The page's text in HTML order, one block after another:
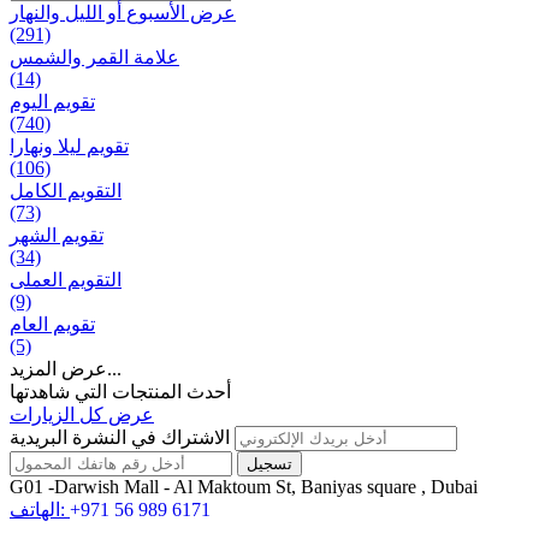
عرض الأسبوع أو الليل والنهار
(291)
علامة القمر والشمس
(14)
تقویم الیوم
(740)
تقويم ليلا ونهارا
(106)
التقويم الكامل
(73)
تقويم الشهر
(34)
التقويم العملی
(9)
تقويم العام
(5)
عرض المزيد...
أحدث المنتجات التي شاهدتها
عرض كل الزيارات
الاشتراك في النشرة البريدية
G01 -Darwish Mall - Al Maktoum St, Baniyas square , Dubai
الهاتف: +971 56 989 6171